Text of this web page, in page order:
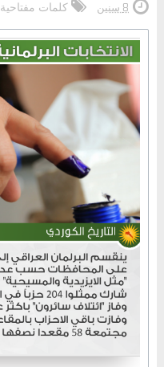
8 سنين كلمات مفتاحية